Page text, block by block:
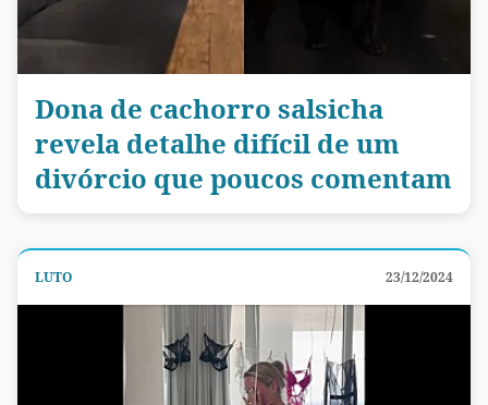
Dona de cachorro salsicha
revela detalhe difícil de um
divórcio que poucos comentam
LUTO 23/12/2024